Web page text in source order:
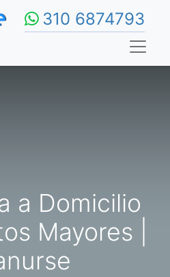
310 6874793
a Domicilio
Mayores |